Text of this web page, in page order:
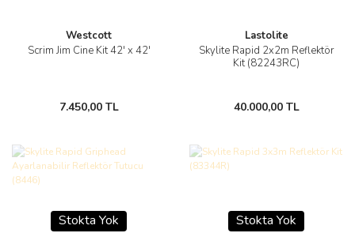
Westcott
Scrim Jim Cine Kit 42' x 42'
7.450,00 TL
Lastolite
Skylite Rapid 2x2m Reflektör
Kit (82243RC)
40.000,00 TL
Stokta Yok Stokta Yok